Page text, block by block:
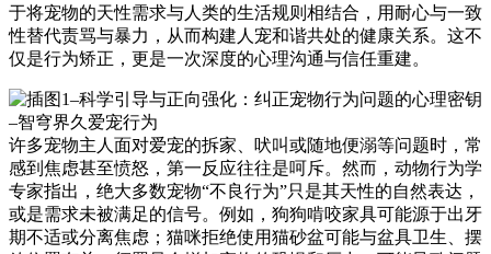
于将宠物的天性需求与人类的生活规则相结合，用耐心与一致
性替代责骂与暴力，从而构建人宠和谐共处的健康关系。这不
仅是行为矫正，更是一次深度的心理沟通与信任重建。
许多宠物主人面对爱宠的拆家、吠叫或随地便溺等问题时，常
感到焦虑甚至愤怒，第一反应往往是呵斥。然而，动物行为学
专家指出，绝大多数宠物“不良行为”只是其天性的自然表达，
或是需求未被满足的信号。例如，狗狗啃咬家具可能源于出牙
期不适或分离焦虑；猫咪拒绝使用猫砂盆可能与盆具卫生、摆